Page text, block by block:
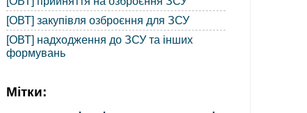
[ОВТ] закупівля озброєння для ЗСУ
[ОВТ] надходження до ЗСУ та інших
формувань
Мітки: